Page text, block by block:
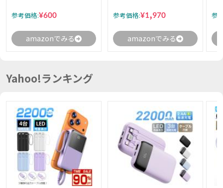
参考価格:¥600
amazonでみる
参考価格:¥1,970
amazonでみる
参
Yahoo!ランキング